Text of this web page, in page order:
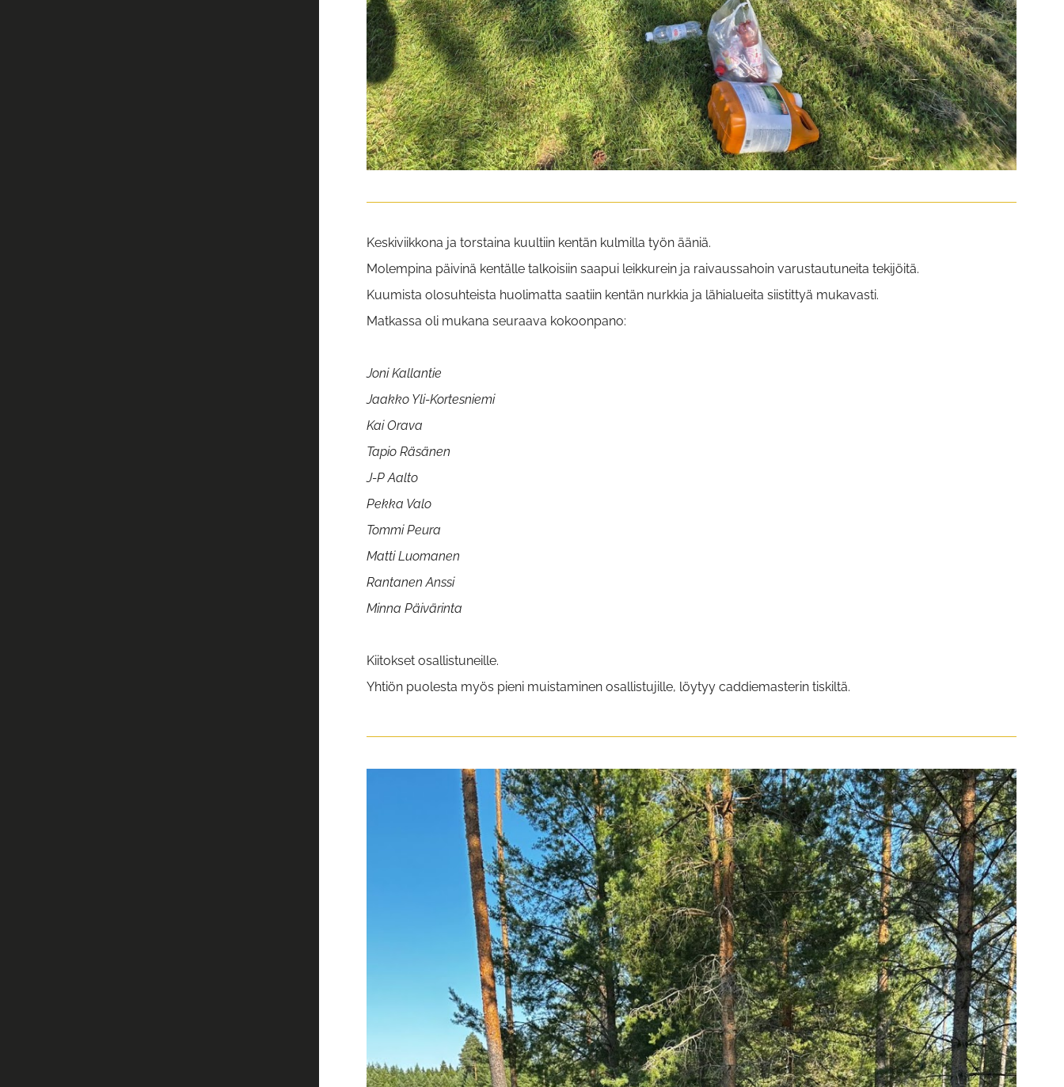
Keskiviikkona ja torstaina kuultiin kentän kulmilla työn ääniä.
Molempina päivinä kentälle talkoisiin saapui leikkurein ja raivaussahoin varustautuneita tekijöitä.
Kuumista olosuhteista huolimatta saatiin kentän nurkkia ja lähialueita siistittyä mukavasti.
Matkassa oli mukana seuraava kokoonpano:
Joni Kallantie
Jaakko Yli-Kortesniemi
Kai Orava
Tapio Räsänen
J-P Aalto
Pekka Valo
Tommi Peura
Matti Luomanen
Rantanen Anssi
Minna Päivärinta
Kiitokset osallistuneille.
Yhtiön puolesta myös pieni muistaminen osallistujille, löytyy caddiemasterin tiskiltä.